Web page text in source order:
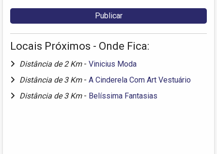
Locais Próximos - Onde Fica:
Distância de 2 Km - Vinicius Moda
Distância de 3 Km - A Cinderela Com Art Vestuário
Distância de 3 Km - Belíssima Fantasias